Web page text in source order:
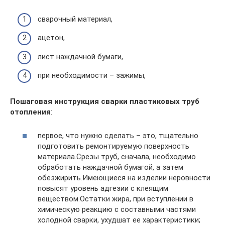
сварочный материал,
ацетон,
лист наждачной бумаги,
при необходимости – зажимы,
Пошаговая инструкция сварки пластиковых труб
отопления:
первое, что нужно сделать – это, тщательно
подготовить ремонтируемую поверхность
материала.Срезы труб, сначала, необходимо
обработать наждачной бумагой, а затем
обезжирить.Имеющиеся на изделии неровности
повысят уровень адгезии с клеящим
веществом.Остатки жира, при вступлении в
химическую реакцию с составными частями
холодной сварки, ухудшат ее характеристики;